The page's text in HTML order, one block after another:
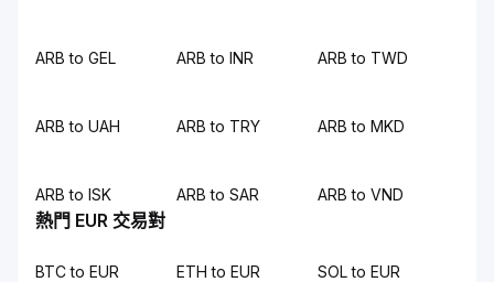
ARB to GEL ARB to INR ARB to TWD
ARB to UAH ARB to TRY ARB to MKD
ARB to ISK ARB to SAR ARB to VND
熱門 EUR 交易對
BTC to EUR ETH to EUR SOL to EUR